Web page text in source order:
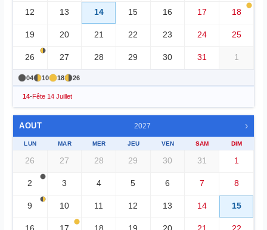
12 13 14 15 16 17 18
19 20 21 22 23 24 25
26 27 28 29 30 31 1
04 10 18 26
14-Fête 14 Juillet
AOUT 2027 ›
LUN MAR MER JEU VEN SAM DIM
26 27 28 29 30 31 1
2 3 4 5 6 7 8
9 10 11 12 13 14 15